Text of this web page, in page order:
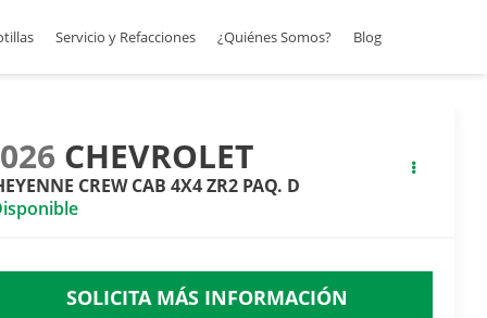
Servicio y Refacciones ¿Quiénes Somos? Blog
CHEVROLET
CREW CAB 4X4 ZR2 PAQ. D
SOLICITA MÁS INFORMACIÓN